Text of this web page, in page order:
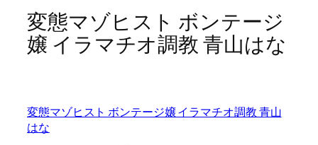
変態マゾヒスト ボンテージ
嬢 イラマチオ調教 青山はな
変態マゾヒスト ボンテージ嬢 イラマチオ調教 青山
はな